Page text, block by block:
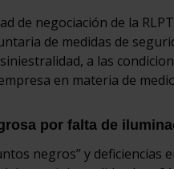
de negociación de la
de medidas de
a las
en materia de
por falta de
negros” y deficiencias